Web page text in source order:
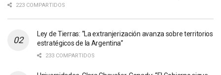
223 COMPARTIDOS
Ley de Tierras: “La extranjerización avanza sobre territorios
estratégicos de la Argentina”
233 COMPARTIDOS